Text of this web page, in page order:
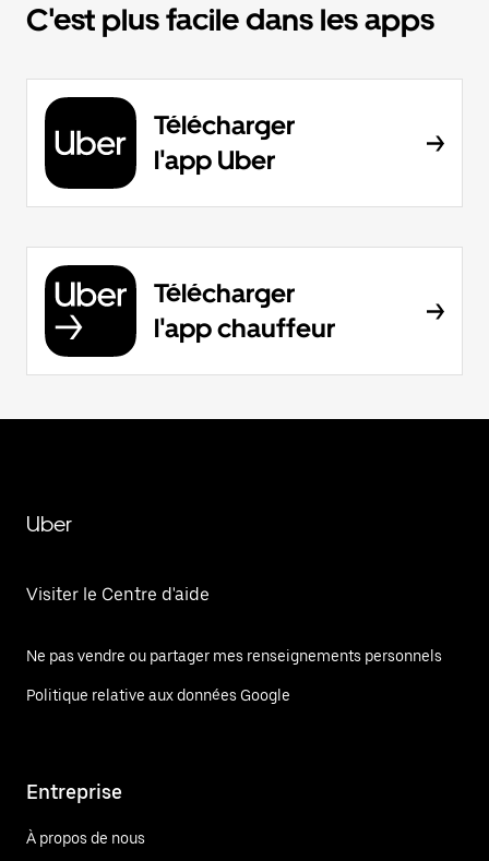
C'est plus facile dans les apps
Télécharger
l'app Uber
Télécharger
l'app chauffeur
Uber
Visiter le Centre d'aide
Ne pas vendre ou partager mes renseignements personnels
Politique relative aux données Google
Entreprise
À propos de nous